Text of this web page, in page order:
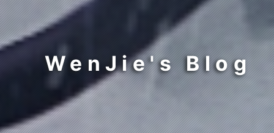
WenJie's Blog